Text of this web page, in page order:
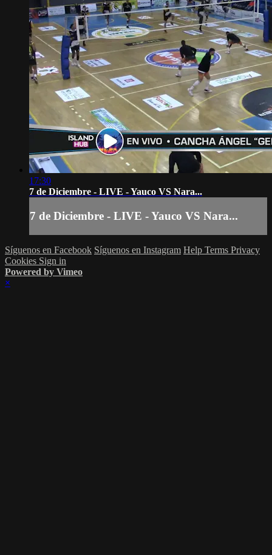
17:30
7 de Diciembre - LIVE - Yauco VS Nara...
7 de Diciembre - LIVE - Yauco VS Nara...
Síguenos en Facebook Síguenos en Instagram Help Terms Privacy
Cookies Sign in
Powered by Vimeo
×